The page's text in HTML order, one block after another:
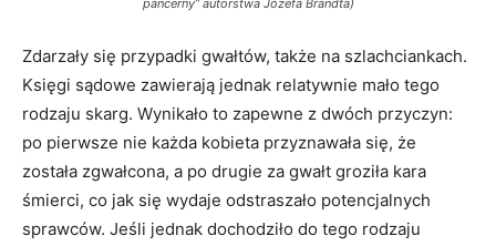
pancerny” autorstwa Józefa Brandta)
Zdarzały się przypadki gwałtów, także na szlachciankach.
Księgi sądowe zawierają jednak relatywnie mało tego
rodzaju skarg. Wynikało to zapewne z dwóch przyczyn:
po pierwsze nie każda kobieta przyznawała się, że
została zgwałcona, a po drugie za gwałt groziła kara
śmierci, co jak się wydaje odstraszało potencjalnych
sprawców. Jeśli jednak dochodziło do tego rodzaju